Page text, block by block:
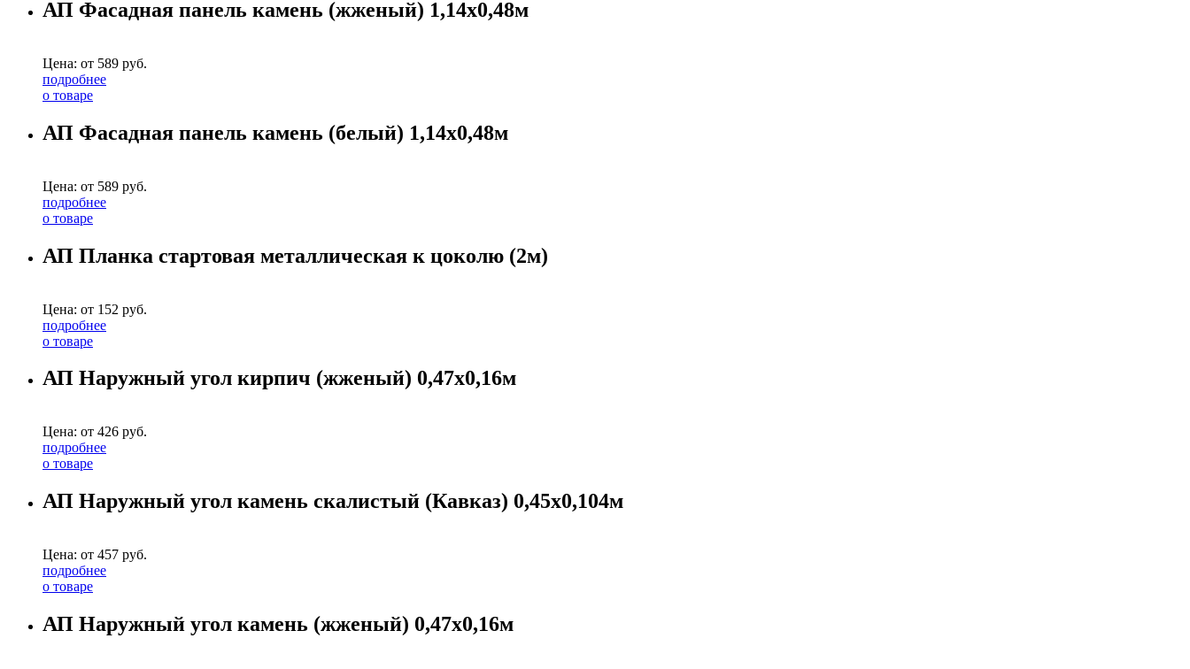
АП Фасадная панель камень (жженый) 1,14х0,48м
Цена: от 589 руб.
подробнее
о товаре
АП Фасадная панель камень (белый) 1,14х0,48м
Цена: от 589 руб.
подробнее
о товаре
АП Планка стартовая металлическая к цоколю (2м)
Цена: от 152 руб.
подробнее
о товаре
АП Наружный угол кирпич (жженый) 0,47х0,16м
Цена: от 426 руб.
подробнее
о товаре
АП Наружный угол камень скалистый (Кавказ) 0,45х0,104м
Цена: от 457 руб.
подробнее
о товаре
АП Наружный угол камень (жженый) 0,47х0,16м